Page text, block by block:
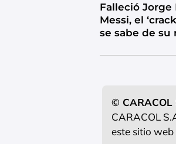
Falleció Jorge
Messi, el
se sabe de su
© CARACOL
CARACOL
este sitio web